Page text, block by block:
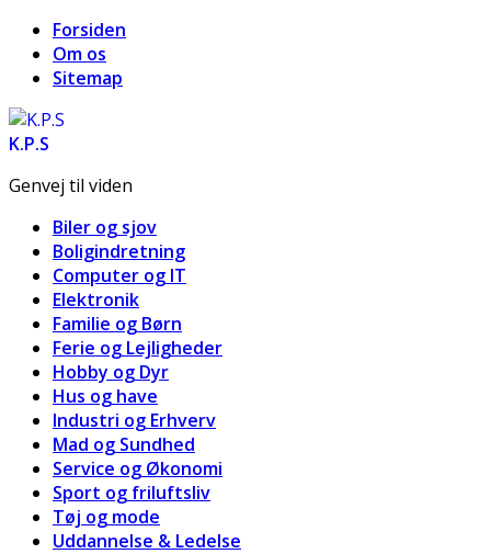
Forsiden
Om os
Sitemap
K.P.S
Genvej til viden
Biler og sjov
Boligindretning
Computer og IT
Elektronik
Familie og Børn
Ferie og Lejligheder
Hobby og Dyr
Hus og have
Industri og Erhverv
Mad og Sundhed
Service og Økonomi
Sport og friluftsliv
Tøj og mode
Uddannelse & Ledelse